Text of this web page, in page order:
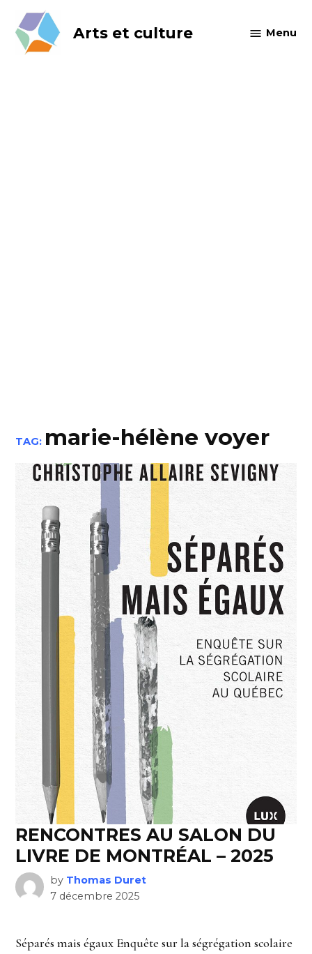
content
Arts et culture Menu
TAG: marie-hélène voyer
RENCONTRES AU SALON DU
LIVRE DE MONTRÉAL – 2025
by Thomas Duret
7 décembre 2025
Séparés mais égaux Enquête sur la ségrégation scolaire